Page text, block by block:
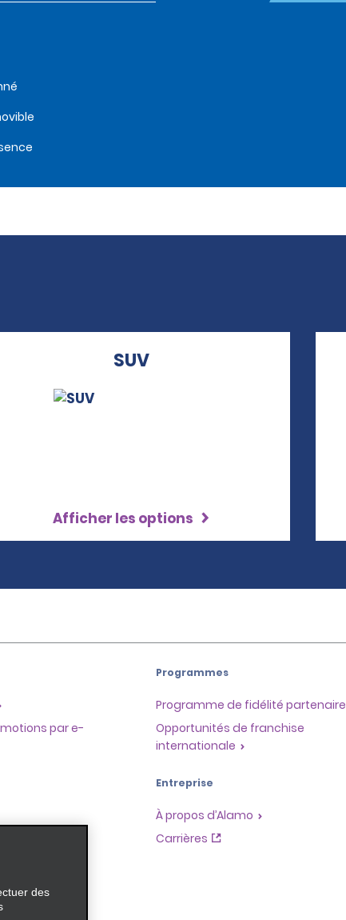
SUV
Afficher les options
par e-
Programmes
Programme de fidélité partenaire
Opportunités de franchise
internationale
Entreprise
À propos d’Alamo
Carrières
des